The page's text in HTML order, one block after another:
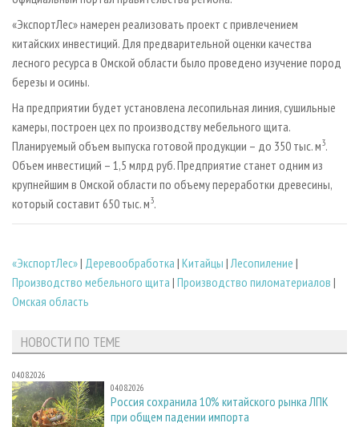
БИОЭНЕРГЕТИКА
ЦБП
ИНСТРУМЕНТ И МАТЕРИАЛЫ
RUSSIAN FORESTRY REVIEW
ГАЗЕТА ЛЕСПРОМФОРУМ
БИБЛИОТЕКА СПЕЦИАЛИСТА
«ЭкспортЛес» намерен реализовать проект с привлечением
китайских инвестиций. Для предварительной оценки качества
лесного ресурса в Омской области было проведено изучение пород
березы и осины.
На предприятии будет установлена лесопильная линия, сушильные
камеры, построен цех по производству мебельного щита.
Планируемый объем выпуска готовой продукции – до 350 тыс. м3.
Объем инвестиций – 1,5 млрд руб. Предприятие станет одним из
крупнейшим в Омской области по объему переработки древесины,
который составит 650 тыс. м3.
«ЭкспортЛес»| Деревообработка | Китайцы |Лесопиление |
Производство мебельного щита | Производство пиломатериалов |
Омская область
НОВОСТИ ПО ТЕМЕ
04.08.2026
04.08.2026
Россия сохранила 10% китайского рынка ЛПК
при общем падении импорта